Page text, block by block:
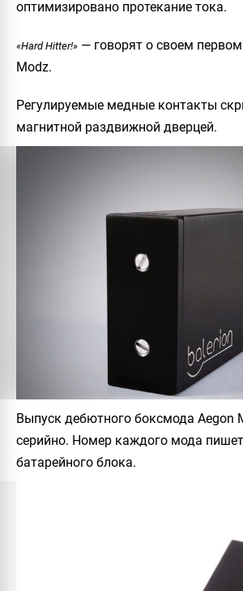
оптимизировано протекание тока.
«Hard Hitter!» — говорят о своем
Modz.
Регулируемые медные контакты
магнитной раздвижной дверцей.
Выпуск дебютного боксмода Aegon
серийно. Номер каждого мода
батарейного блока.